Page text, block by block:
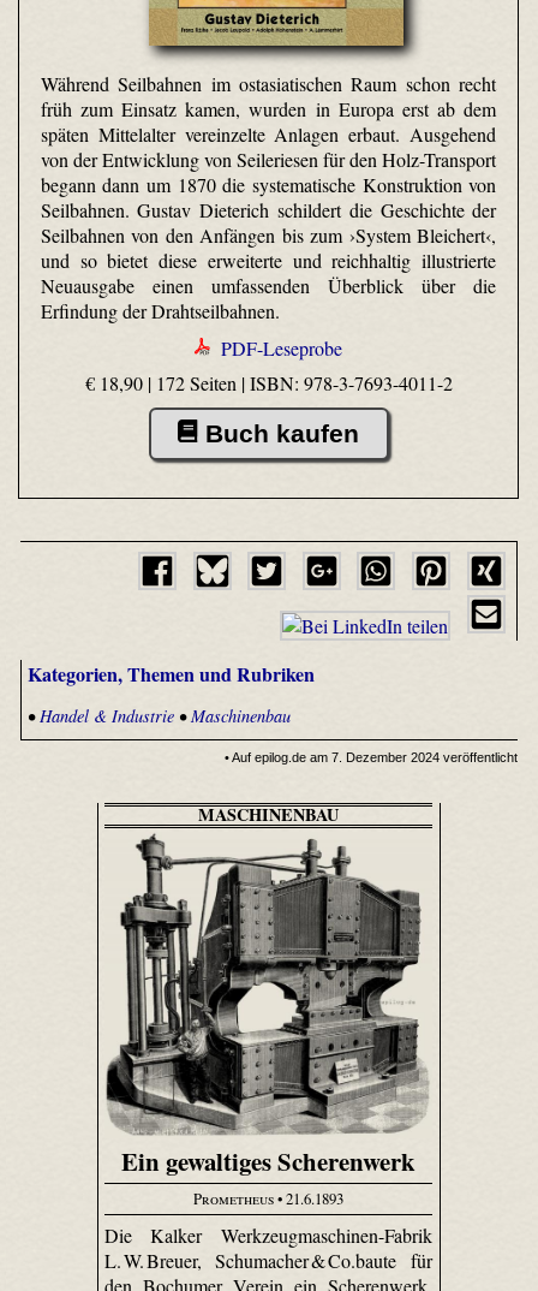
Während Seilbahnen im ostasiatischen Raum schon recht
früh zum Einsatz kamen, wurden in Europa erst ab dem
späten Mittelalter vereinzelte Anlagen erbaut. Ausgehend
von der Entwicklung von Seileriesen für den Holz-Transport
begann dann um 1870 die systematische Konstruktion von
Seilbahnen. Gustav Dieterich schildert die Geschichte der
Seilbahnen von den Anfängen bis zum ›System Bleichert‹,
und so bietet diese erweiterte und reichhaltig illustrierte
Neuausgabe einen umfassenden Überblick über die
Erfindung der Drahtseilbahnen.
PDF-Leseprobe
€ 18,90 | 172 Seiten |ISBN: 978-3-7693-4011-2
Buch kaufen
Kategorien, Themen und Rubriken
•Handel & Industrie•Maschinenbau
• Auf epilog.de am 7. Dezember 2024 veröffentlicht
MASCHINENBAU
Ein gewaltiges Scherenwerk
Prometheus• 21.6.1893
Die Kalker Werkzeugmaschinen-Fabrik
L. W. Breuer, Schumacher & Co.baute für
den Bochumer Verein ein Scherenwerk,